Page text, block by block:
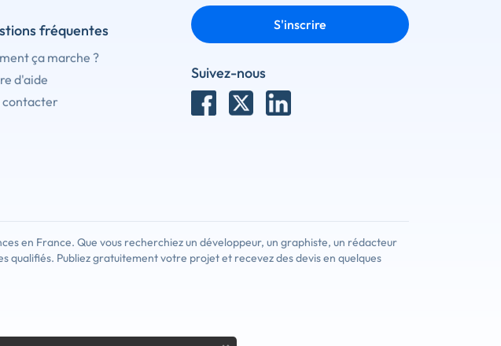
fréquentes
ça marche ?
d'aide
contacter
S'inscrire
Suivez-nous
en France. Que vous recherchiez un développeur, un graphiste, un rédacteur
Publiez gratuitement votre projet et recevez des devis en quelques